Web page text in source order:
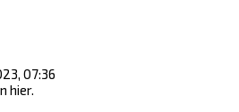
07:36
hier.